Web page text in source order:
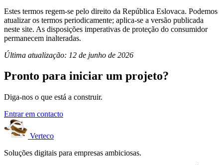
Estes termos regem-se pelo direito da República Eslovaca. Podemos
atualizar os termos periodicamente; aplica-se a versão publicada
neste site. As disposições imperativas de proteção do consumidor
permanecem inalteradas.
Última atualização: 12 de junho de 2026
Pronto para iniciar um projeto?
Diga-nos o que está a construir.
Entrar em contacto
Verteco
Soluções digitais para empresas ambiciosas.